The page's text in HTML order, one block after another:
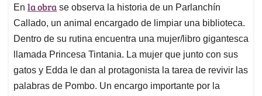
En la obra se observa la historia de un Parlanchín
Callado, un animal encargado de limpiar una biblioteca.
Dentro de su rutina encuentra una mujer/libro gigantesca
llamada Princesa Tintania. La mujer que junto con sus
gatos y Edda le dan al protagonista la tarea de revivir las
palabras de Pombo. Un encargo importante por la